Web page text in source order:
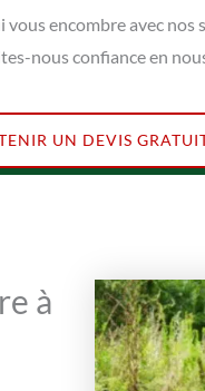
encombre avec
nous confiance en
UN DEVIS
à